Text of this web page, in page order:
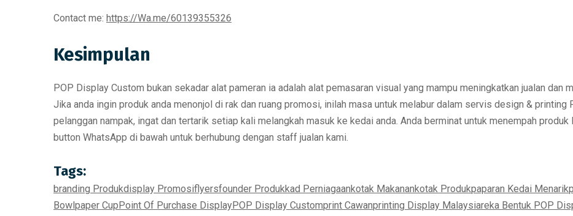
Contact me: https://Wa.me/60139355326
Kesimpulan
POP Display Custom bukan sekadar alat pameran ia adalah alat pemasaran visual yang mampu meningkatkan jualan dan
Jika anda ingin produk anda menonjol di rak dan ruang promosi, inilah masa untuk melabur dalam servis design & printing
pelanggan nampak, ingat dan tertarik setiap kali melangkah masuk ke kedai anda. Anda berminat untuk menempah
button WhatsApp di bawah untuk berhubung dengan staff jualan kami.
Tags:
branding Produkdisplay Promosiflyersfounder Produkkad Perniagaankotak Makanankotak Produkpaparan Kedai Menarik
Bowlpaper CupPoint Of Purchase DisplayPOP Display Customprint Cawanprinting Display Malaysiareka Bentuk POP